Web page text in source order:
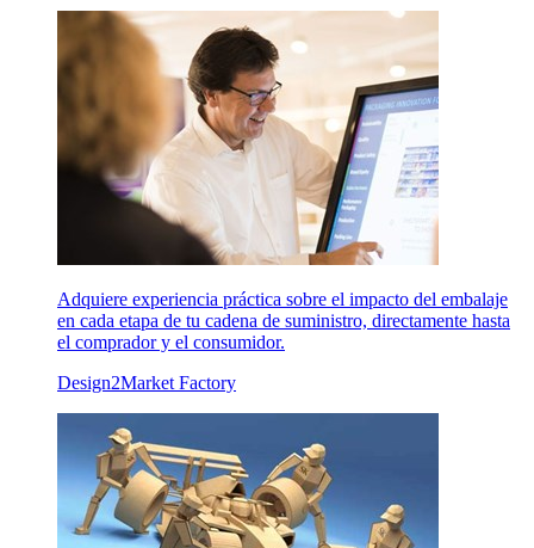
Adquiere experiencia práctica sobre el impacto del embalaje
en cada etapa de tu cadena de suministro, directamente hasta
el comprador y el consumidor.
Design2Market Factory